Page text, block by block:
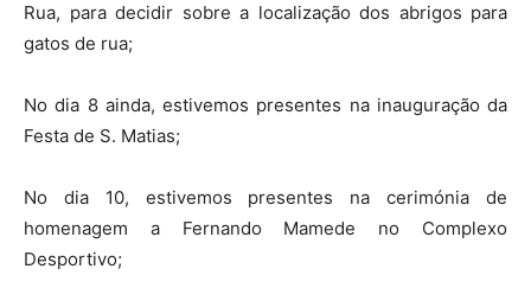
Rua, para decidir sobre a localização dos abrigos para
gatos de rua;
No dia 8 ainda, estivemos presentes na inauguração da
Festa de S. Matias;
No dia 10, estivemos presentes na cerimónia de
homenagem a Fernando Mamede no Complexo
Desportivo;